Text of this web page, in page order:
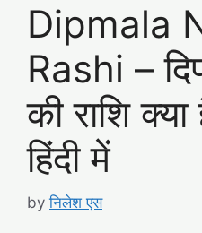
Dipmala
Rashi –
की राशि
हिंदी में
byनिलेश एस